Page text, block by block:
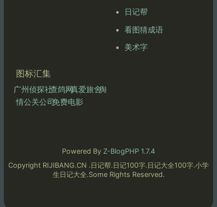
日记帮
看图猜成语
美术字
图标汇集
广州侦探社查鸽网真爱旅舍舆
情公关公司免费电影
Powered By Z-BlogPHP 1.7.4
Copyright RIJIBANG.CN .日记帮.日记100字.日记大全100字.小学
生日记大全.Some Rights Reserved.